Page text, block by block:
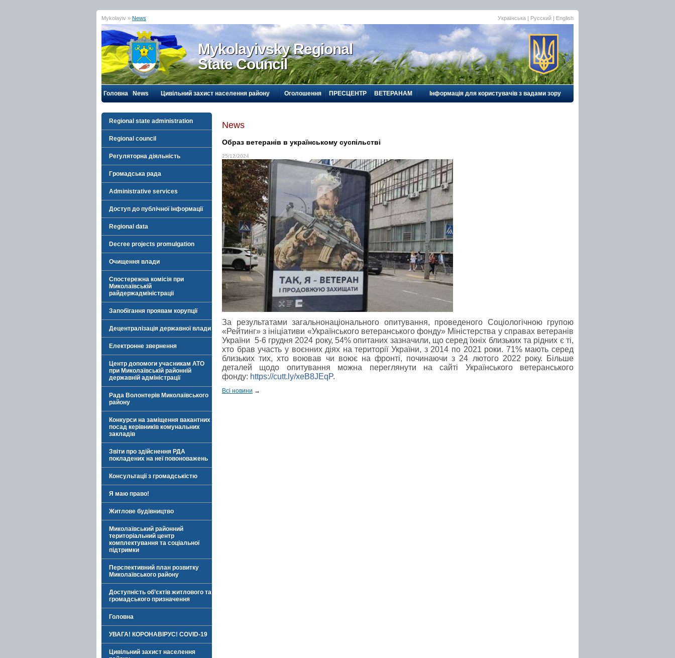
Mykolayiv » News Українська | Русский | English
Mykolayivsky Regional
State Council
Головна News Цивільний захист населення району Оголошення ПРЕСЦЕНТР ВЕТЕРАНАМ Інформація для користувачів з вадами зору
Regional state administration
Regional council
Регуляторна діяльність
Громадська рада
Administrative services
Доступ до публічної інформації
Regional data
Decree projects promulgation
Очищення влади
Спостережна комісія при
Миколаївській
райдержадміністрації
Запобігання проявам корупції
Децентралізація державної влади
Електронне звернення
Центр допомоги учасникам АТО
при Миколаївській районній
державній адміністрації
Рада Волонтерів Миколаївського
району
Конкурси на заміщення вакантних
посад керівників комунальних
закладів
Звіти про здійснення РДА
покладених на неї повоноважень
Консультації з громадськістю
Я маю право!
Житлове будівництво
Миколаївський районний
територіальний центр
комплектування та соціальної
підтримки
Перспективний план розвитку
Миколаївського району
Доступність об’єктів житлового та
громадського призначення
Головна
УВАГА! КОРОНАВІРУС! COVID-19
Цивільний захист населення
News
Образ ветеранів в українському суспільстві
25/12/2024
За результатами загальнонаціонального опитування, проведеного Соціологічною групою
«Рейтинг» з ініціативи «Українського ветеранського фонду» Міністерства у справах ветеранів
України 5-6 грудня 2024 року, 54% опитаних зазначили, що серед їхніх близьких та рідних є ті,
хто брав участь у воєнних діях на території України, з 2014 по 2021 роки. 71% мають серед
близьких тих, хто воював чи воює на фронті, починаючи з 24 лютого 2022 року. Більше
деталей щодо опитування можна переглянути на сайті Українського ветеранського
фонду: https://cutt.ly/xeB8JEqP.
Всі новини →